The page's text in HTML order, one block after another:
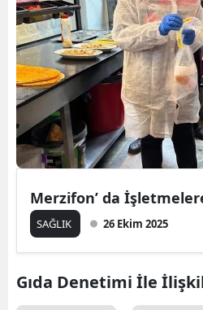
Merzifon’ da
SAĞLIK 26 Ekim 2025
Gıda Denetimi İle